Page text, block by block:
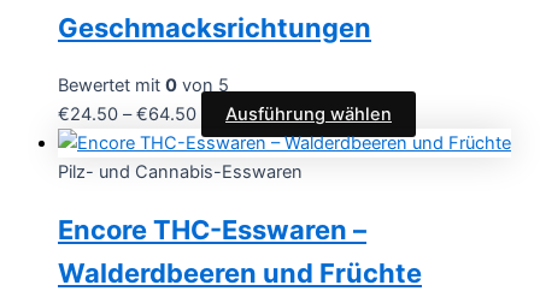
Geschmacksrichtungen
Bewertet mit 0 von 5
€24.50 –€64.50 Ausführung wählen
Pilz- und Cannabis-Esswaren
Encore THC-Esswaren –
Walderdbeeren und Früchte